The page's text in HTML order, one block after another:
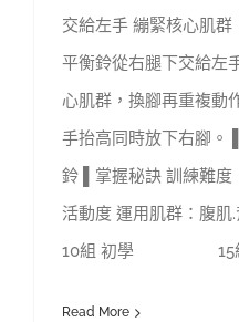
交給左手 繃緊核心肌
平衡鈴從右腿下交給
心肌群，換腳再重複動
手抬高同時放下右腳。
鈴 ▌掌握秘訣 訓練難度
活動度 運用肌群：腹肌
10組 初學
Read More